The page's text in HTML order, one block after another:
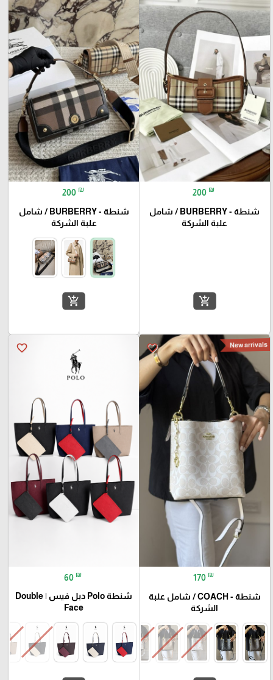
200 ₪
شنطة - BURBERRY / شامل
علبة الشركة
add_shopping_cart
200 ₪
شنطة - BURBERRY / شامل
علبة الشركة
add_shopping_cart
favorite_border New arrivals
170 ₪
شنطة - COACH / شامل علبة
الشركة
favorite_border
60 ₪
شنطة Polo دبل فيس | Double
Face